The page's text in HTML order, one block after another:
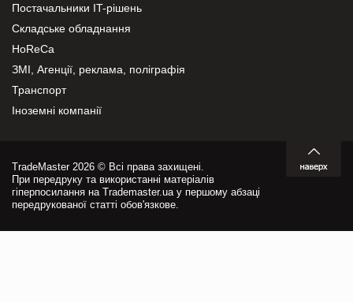
Постачальники IT-рішень
Складське обладнання
HoReCa
ЗМІ, Агенції, реклама, поліграфія
Транспорт
Іноземні компанії
TradeMaster 2026 © Всі права захищені.
При передруку та використанні матеріалів
гіперпосилання на Trademaster.ua у першому абзаці
передрукованої статті обов'язкове.